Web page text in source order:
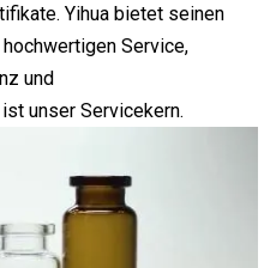
Yihua bietet seinen
Service,
und
unser Servicekern.